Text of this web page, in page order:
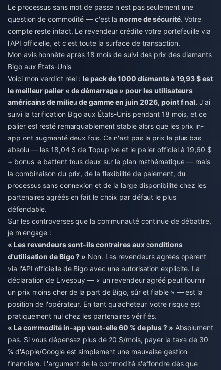
Le processus sans mot de passe n'est pas seulement une
question de commodité — c'est la norme de sécurité. Votre
compte reste intact. Le revendeur crédite votre portefeuille via
l'API officielle, et c'est toute la surface de transaction.
Mon avis honnête après 18 mois de suivi des prix des diamants
Bigo aux États-Unis
Voici mon verdict réel : le pack de 1000 diamants à 19,93 $ est
le meilleur palier « de démarrage » pour les utilisateurs
américains de milieu de gamme en juin 2026, point final. J'ai
suivi la tarification Bigo aux États-Unis pendant 18 mois, et ce
palier est resté remarquablement stable alors que les prix in-
app ont augmenté deux fois. Ce n'est pas le prix le plus bas
absolu — les 18,04 $ de Topuplive et le palier officiel à 19,60 $
+ bonus le battent tous deux sur le plan mathématique — mais
la combinaison du prix, de la flexibilité de paiement, du
processus sans connexion et de la large disponibilité chez les
partenaires agréés en fait le choix par défaut le plus
défendable.
Sur les controverses que la communauté continue de débattre,
je m'engage :
« Les revendeurs sont-ils contraires aux conditions
d'utilisation de Bigo ? » Non. Les revendeurs agréés opèrent
via l'API officielle de Bigo avec une autorisation explicite. La
déclaration de Livesbuy — « un revendeur agréé peut fournir
un prix moins cher de la part de Bigo, sûr et fiable » — est la
position de l'opérateur. En tant qu'acheteur, votre risque est
pratiquement nul chez les partenaires vérifiés.
« La commodité in-app vaut-elle 60 % de plus ? » Absolument
pas. Si vous dépensez plus de 20 $/mois, payer la taxe de 30
% d'Apple/Google est simplement une mauvaise gestion
financière. L'argument de la commodité s'effondre dès que